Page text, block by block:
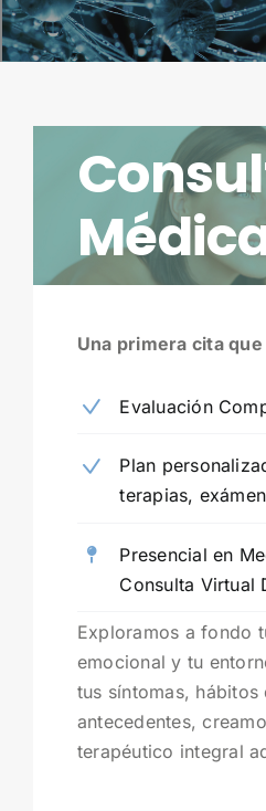
Una primera cita
Evaluación
Plan
terapias,
Presencial en
Consulta Virtual
Exploramos a fondo
emocional y tu
tus síntomas, hábitos
antecedentes,
terapéutico integral